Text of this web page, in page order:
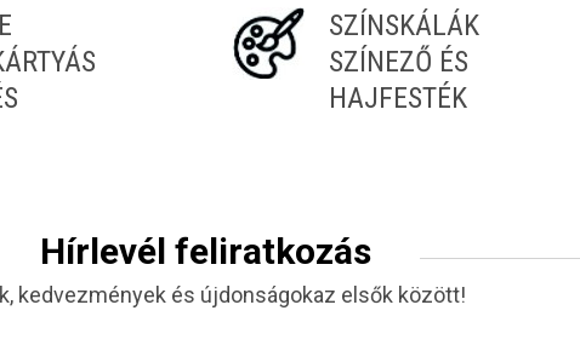
SZÍNSKÁLÁK
SZÍNEZŐ ÉS
HAJFESTÉK
Hírlevél feliratkozás
kedvezmények és újdonságokaz elsők között!